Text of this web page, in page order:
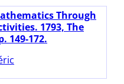
Through
1793, The
149-172.